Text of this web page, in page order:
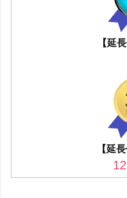
【延
【延